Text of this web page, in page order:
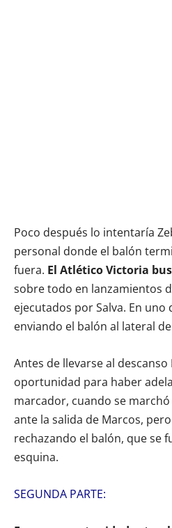
Poco después lo intentaría
personal donde el balón
fuera. El Atlético Victoria
sobre todo en lanzamientos
ejecutados por Salva. En
enviando el balón al lateral
Antes de llevarse al
oportunidad para haber
marcador, cuando se
ante la salida de Marcos,
rechazando el balón, que se
esquina.
SEGUNDA PARTE: